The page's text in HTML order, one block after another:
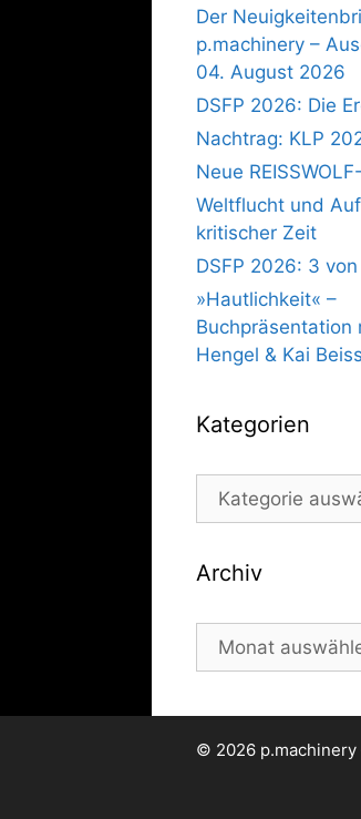
Der
p.machinery –
04. August 2026
DSFP 2026: Die
Nachtrag: KLP
Neue
Weltflucht und
kritischer Zeit
DSFP 2026: 3 von
»Hautlichkeit« –
Buchpräsentation
Hengel & Kai
Kategorien
Kategorien
Archiv
Archiv
© 2026 p.machinery